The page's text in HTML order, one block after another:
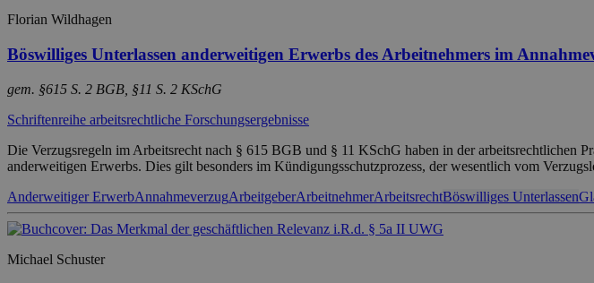
Florian Wildhagen
Böswilliges Unterlassen anderweitigen Erwerbs des Arbeitnehmers im
gem. §615 S. 2 BGB, §11 S. 2 KSchG
Schriftenreihe arbeitsrechtliche Forschungsergebnisse
Die Verzugsregeln im Arbeitsrecht nach § 615 BGB und § 11 KSchG haben in der arbeitsrechtlichen
anderweitigen Erwerbs. Dies gilt besonders im Kündigungsschutzprozess, der wesentlich vom
Anderweitiger ErwerbAnnahmeverzugArbeitgeberArbeitnehmerArbeitsrechtBöswilliges Unterlassen
Michael Schuster